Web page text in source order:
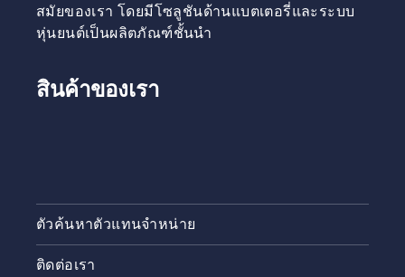
สมัยของเรา โดยมีโซลูชันด้านแบตเตอรี่และระบบ
หุ่นยนต์เป็นผลิตภัณฑ์ชั้นนำ
สินค้าของเรา
ตัวค้นหาตัวแทนจำหน่าย
ติดต่อเรา